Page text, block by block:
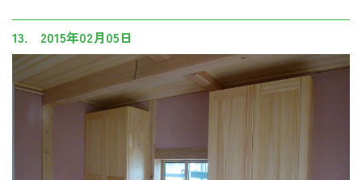
13. 2015年02月05日